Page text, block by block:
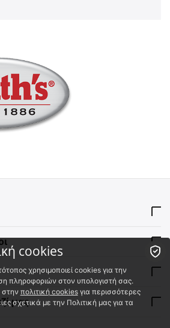
μας
cookies
χρησιμοποιεί cookies για την
πληροφοριών στον υπολογιστή σας.
στην πολιτική cookiesγια περισσότερες
σχετικά με την Πολιτική μας για τα